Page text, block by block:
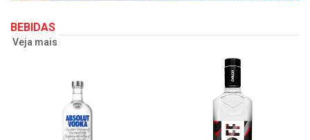
BEBIDAS
Veja mais